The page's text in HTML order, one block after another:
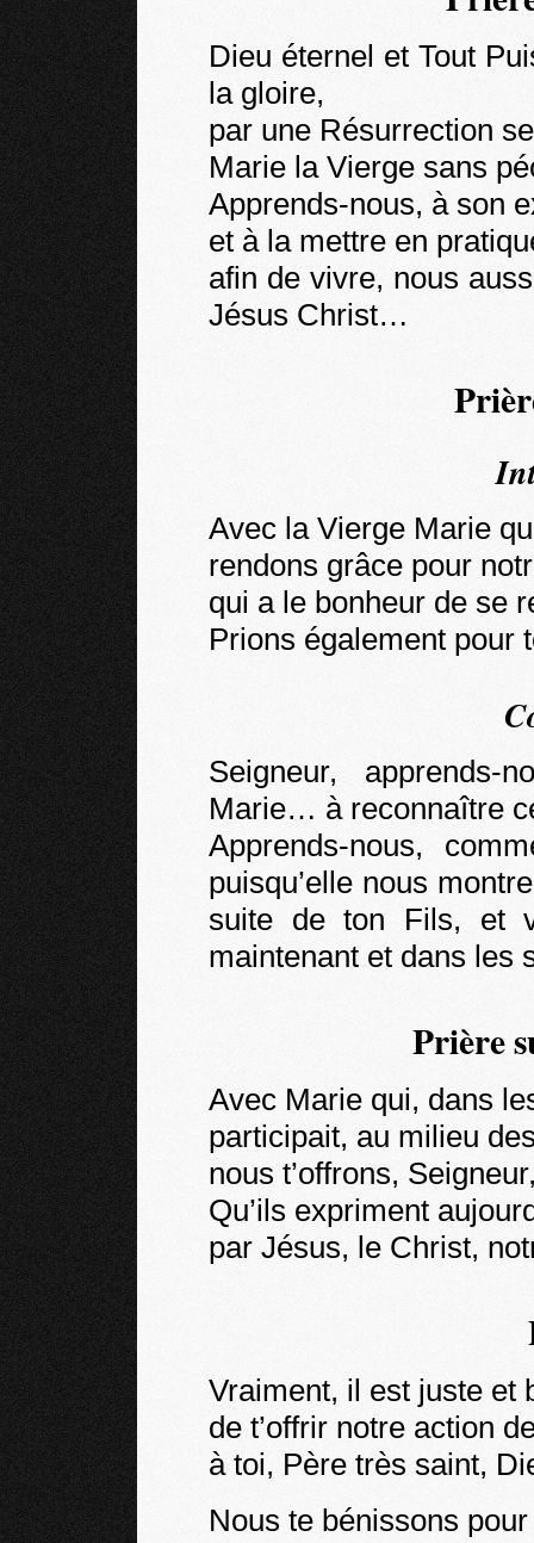
Dieu éternel et Tout
la gloire,
par une Résurrection
Marie la Vierge sans
Apprends-nous, à son
et à la mettre en
afin de vivre, nous
Jésus Christ…
Avec la Vierge Marie
rendons grâce pour
qui a le bonheur de se
Prions également pour
Seigneur,
Marie… à reconnaître
Apprends-nous,
puisqu’elle nous
suite de ton Fils, et
maintenant et dans les
Prière
Avec Marie qui, dans
participait, au milieu
nous t’offrons,
Qu’ils expriment
par Jésus, le Christ,
Vraiment, il est juste et
de t’offrir notre action
à toi, Père très saint,
Nous te bénissons